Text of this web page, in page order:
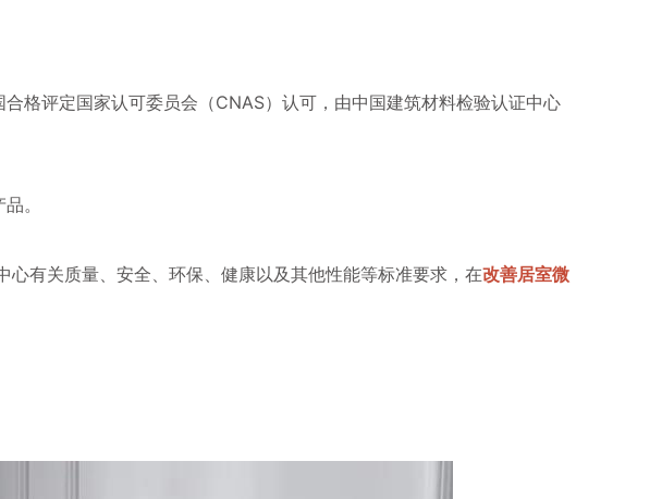
格评定国家认可委员会（CNAS）认可，由中国建筑材料检验认证中心
。
有关质量、安全、环保、健康以及其他性能等标准要求，在改善居室微